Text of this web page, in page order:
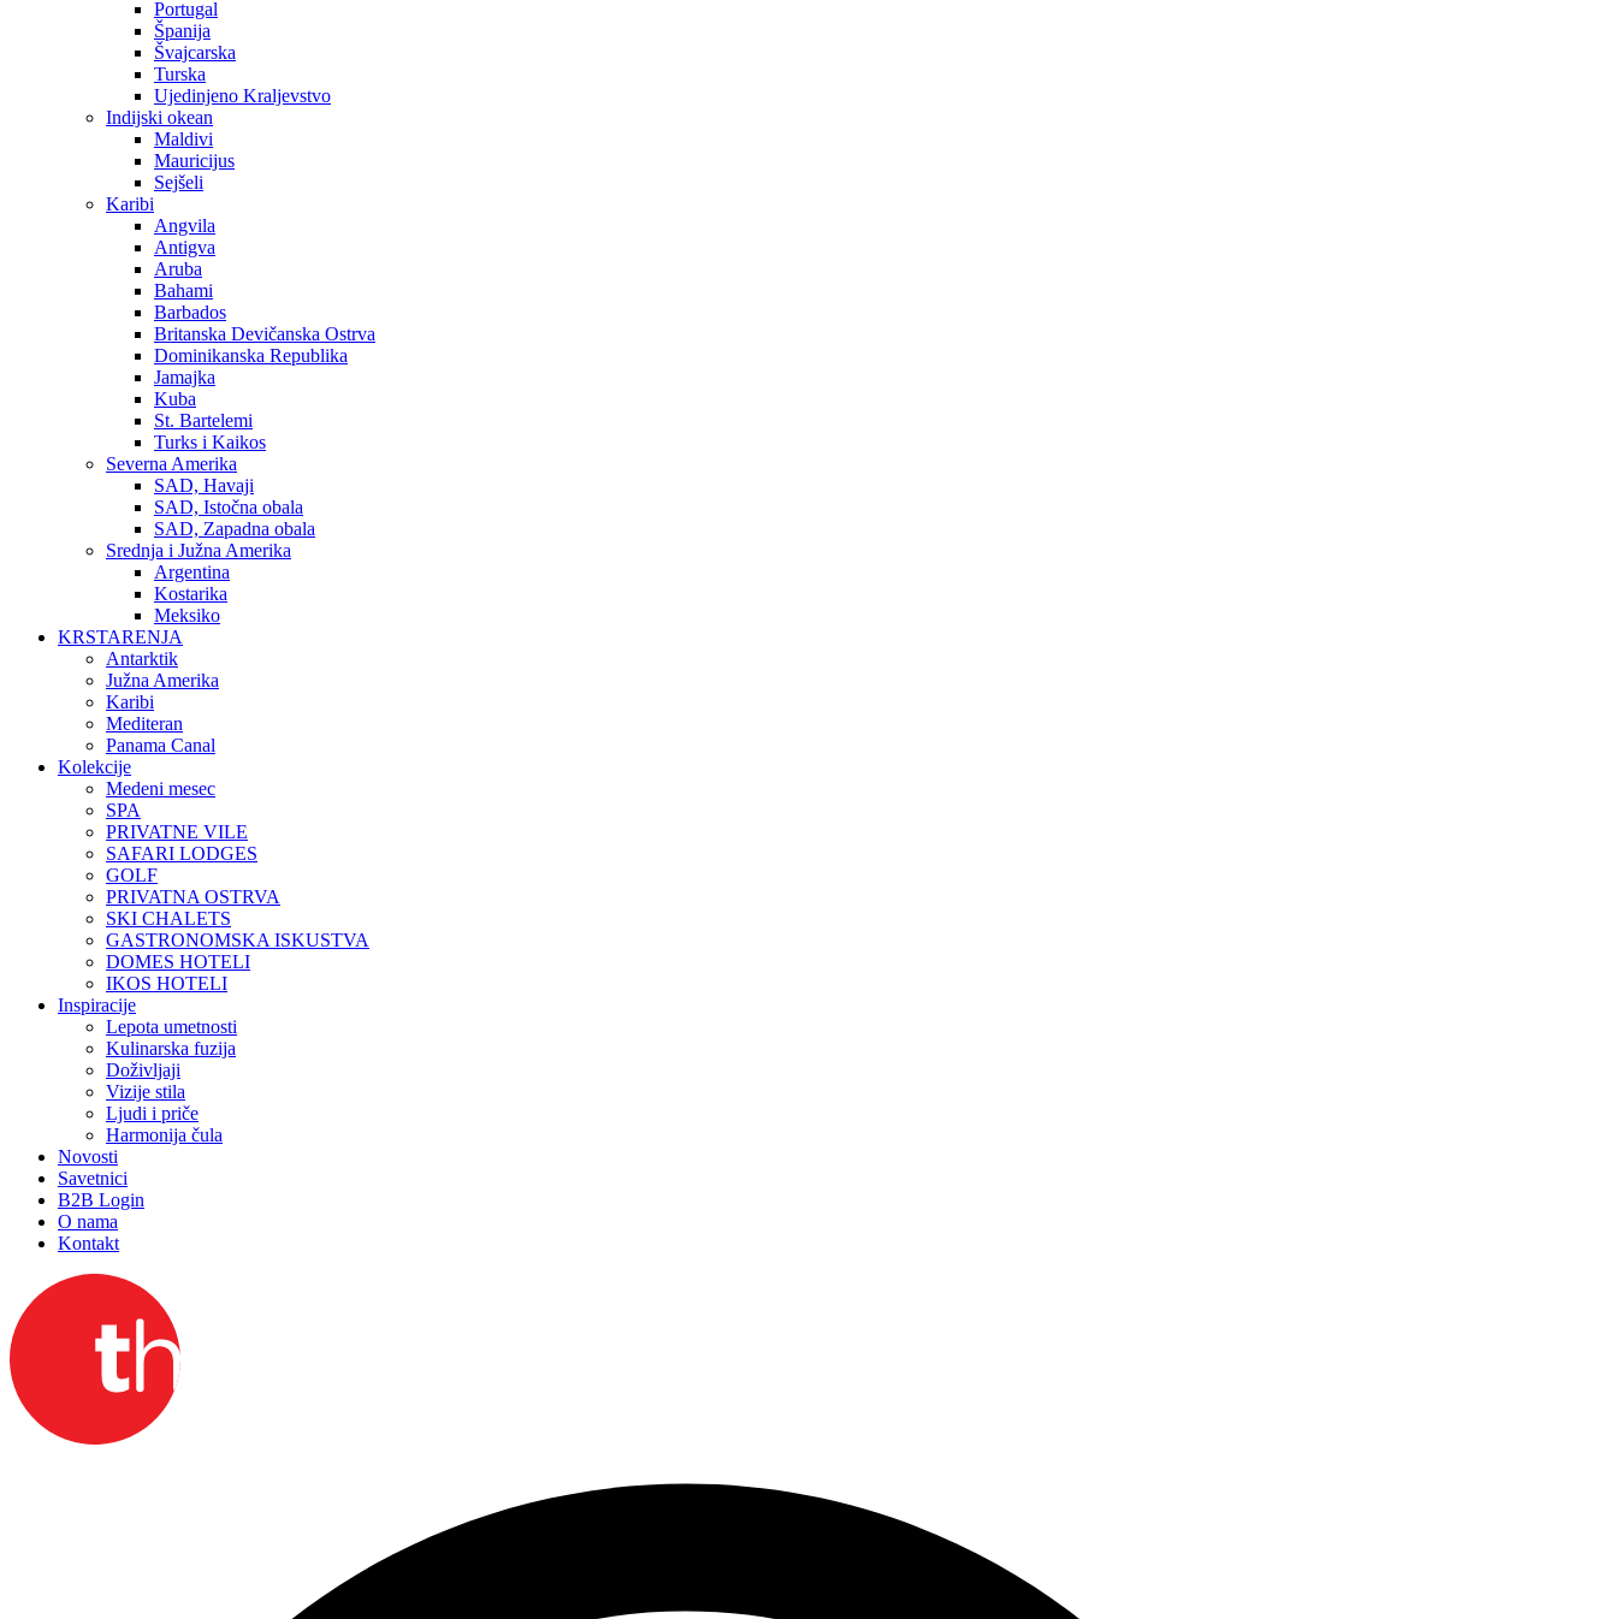
Portugal
Španija
Švajcarska
Turska
Ujedinjeno Kraljevstvo
Indijski okean
Maldivi
Mauricijus
Sejšeli
Karibi
Angvila
Antigva
Aruba
Bahami
Barbados
Britanska Devičanska Ostrva
Dominikanska Republika
Jamajka
Kuba
St. Bartelemi
Turks i Kaikos
Severna Amerika
SAD, Havaji
SAD, Istočna obala
SAD, Zapadna obala
Srednja i Južna Amerika
Argentina
Kostarika
Meksiko
KRSTARENJA
Antarktik
Južna Amerika
Karibi
Mediteran
Panama Canal
Kolekcije
Medeni mesec
SPA
PRIVATNE VILE
SAFARI LODGES
GOLF
PRIVATNA OSTRVA
SKI CHALETS
GASTRONOMSKA ISKUSTVA
DOMES HOTELI
IKOS HOTELI
Inspiracije
Lepota umetnosti
Kulinarska fuzija
Doživljaji
Vizije stila
Ljudi i priče
Harmonija čula
Novosti
Savetnici
B2B Login
O nama
Kontakt